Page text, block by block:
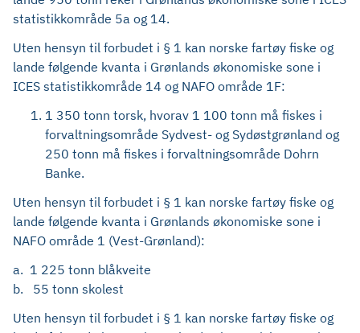
statistikkområde 5a og 14.
Uten hensyn til forbudet i § 1 kan norske fartøy fiske og
lande følgende kvanta i Grønlands økonomiske sone i
ICES statistikkområde 14 og NAFO område 1F:
1 350 tonn torsk, hvorav 1 100 tonn må fiskes i
forvaltningsområde Sydvest- og Sydøstgrønland og
250 tonn må fiskes i forvaltningsområde Dohrn
Banke.
Uten hensyn til forbudet i § 1 kan norske fartøy fiske og
lande følgende kvanta i Grønlands økonomiske sone i
NAFO område 1 (Vest-Grønland):
a. 1 225 tonn blåkveite
b. 55 tonn skolest
Uten hensyn til forbudet i § 1 kan norske fartøy fiske og